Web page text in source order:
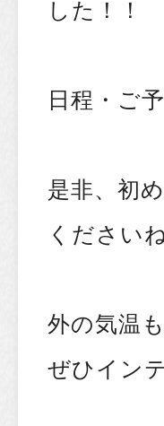
した！！
日程・ご
是非、初
ください
外の気温
ぜひイン